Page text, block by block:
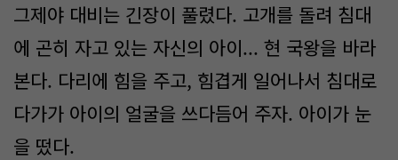
그제야 대비는 긴장이 풀렸다. 고개를 돌려 침대
에 곤히 자고 있는 자신의 아이... 현 국왕을 바라
본다. 다리에 힘을 주고, 힘겹게 일어나서 침대로
다가가 아이의 얼굴을 쓰다듬어 주자. 아이가 눈
을 떴다.